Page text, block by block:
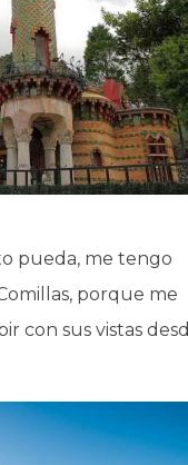
pueda, me tengo
porque me
con sus vistas